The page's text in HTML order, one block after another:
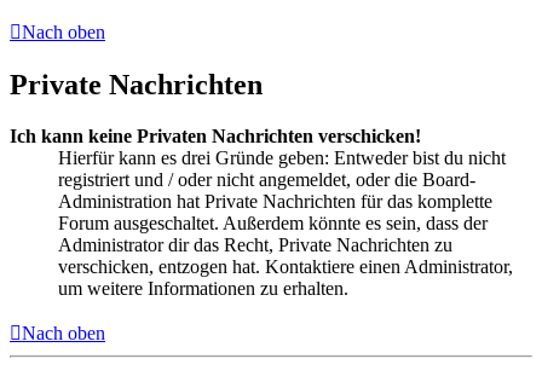
Nach oben
Private Nachrichten
Ich kann keine Privaten Nachrichten verschicken!
Hierfür kann es drei Gründe geben: Entweder bist du nicht
registriert und / oder nicht angemeldet, oder die Board-
Administration hat Private Nachrichten für das komplette
Forum ausgeschaltet. Außerdem könnte es sein, dass der
Administrator dir das Recht, Private Nachrichten zu
verschicken, entzogen hat. Kontaktiere einen Administrator,
um weitere Informationen zu erhalten.
Nach oben